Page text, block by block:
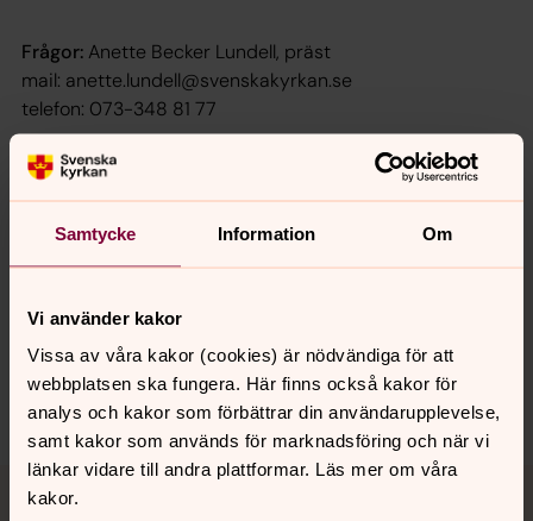
Samtycke Information Om
Vi använder kakor
Vissa av våra kakor (cookies) är nödvändiga för att
webbplatsen ska fungera. Här finns också kakor för
analys och kakor som förbättrar din användarupplevelse,
samt kakor som används för marknadsföring och när vi
länkar vidare till andra plattformar. Läs mer om våra
kakor.
Frågor: Anette Becker Lundell, präst
mail: anette.lundell@svenskakyrkan.se
telefon: 073-348 81 77
Senast ändrad 25 mars 2025
innehåll?
bro.forsamling@svenskakyrkan.se
Dela
Tillbaka till toppen
Tillbaka till innehållet